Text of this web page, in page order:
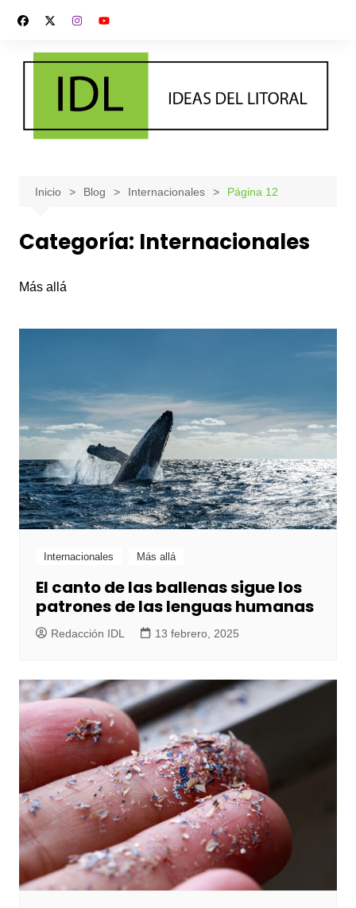
contenido
Inicio Blog Internacionales Página 12
Categoría: Internacionales
Más allá
Internacionales Más allá
El canto de las ballenas sigue los
patrones de las lenguas humanas
Redacción IDL 13 febrero, 2025